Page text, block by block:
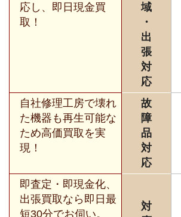
応し、即日現金買
取！
域
・
出
張
対
応
自社修理工房で壊れ
た機器も再生可能な
ため高価買取を実
現！
故
障
品
対
応
即査定・即現金化、
出張買取なら即日最
短30分でお伺い。
対